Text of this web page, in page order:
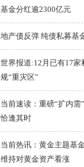
基金分红逾2300亿元
地产债反弹 纯债私募基
世界报道:12月已有17家
规“重灾区”
当前速读：重磅“扩内
恰逢其时
当前热讯：黄金主题基
维持对黄金资产看涨